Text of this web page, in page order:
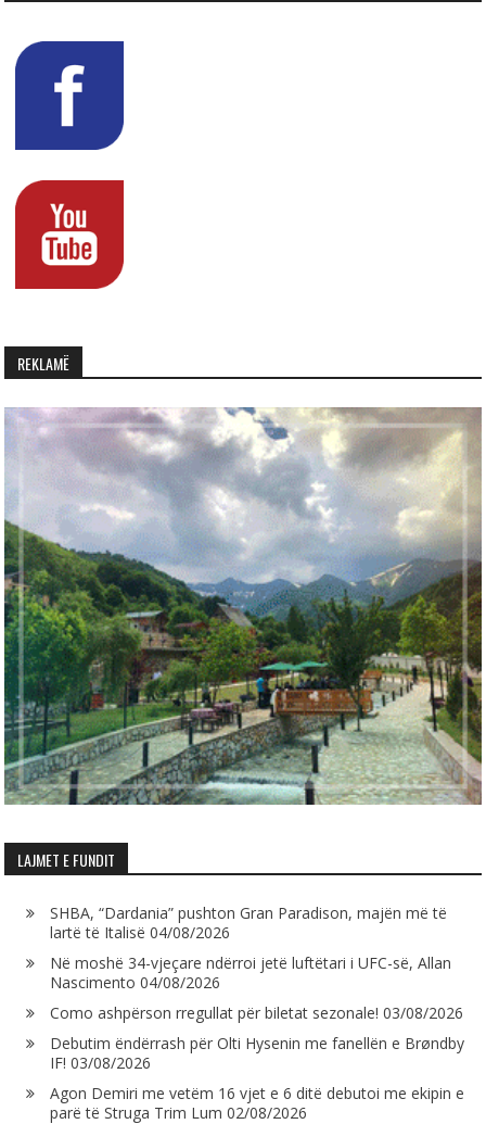
REKLAMË
LAJMET E FUNDIT
SHBA, “Dardania” pushton Gran Paradison, majën më të
lartë të Italisë 04/08/2026
Në moshë 34-vjeçare ndërroi jetë luftëtari i UFC-së, Allan
Nascimento 04/08/2026
Como ashpërson rregullat për biletat sezonale! 03/08/2026
Debutim ëndërrash për Olti Hysenin me fanellën e Brøndby
IF! 03/08/2026
Agon Demiri me vetëm 16 vjet e 6 ditë debutoi me ekipin e
parë të Struga Trim Lum 02/08/2026